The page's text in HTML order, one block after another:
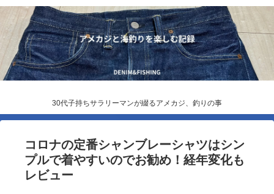
30代子持ちサラリーマンが綴るアメカジ、釣りの事
コロナの定番シャンブレーシャツはシン
プルで着やすいのでお勧め！経年変化も
レビュー